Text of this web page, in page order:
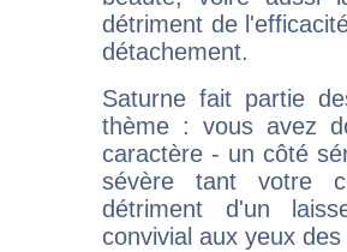
détriment de
détachement.
Saturne fait partie
thème : vous avez
caractère - un côté
sévère tant votre
détriment d'un
convivial aux yeux